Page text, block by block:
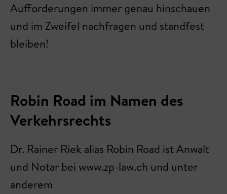
Aufforderungen immer genau hinschauen
und im Zweifel nachfragen und standfest
bleiben!
Robin Road im Namen des
Verkehrsrechts
Dr. Rainer Riek alias Robin Road ist Anwalt
und Notar bei www.zp-law.ch und unter
anderem